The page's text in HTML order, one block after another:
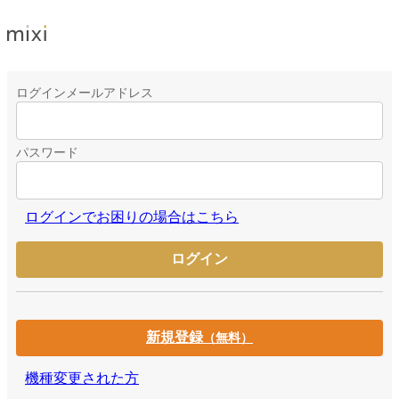
ログインメールアドレス
パスワード
ログインでお困りの場合はこちら
新規登録（無料）
機種変更された方